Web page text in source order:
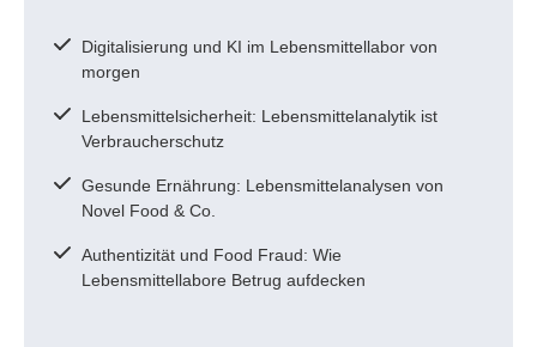
Digitalisierung und KI im Lebensmittellabor von
morgen
Lebensmittelsicherheit: Lebensmittelanalytik ist
Verbraucherschutz
Gesunde Ernährung: Lebensmittelanalysen von
Novel Food & Co.
Authentizität und Food Fraud: Wie
Lebensmittellabore Betrug aufdecken